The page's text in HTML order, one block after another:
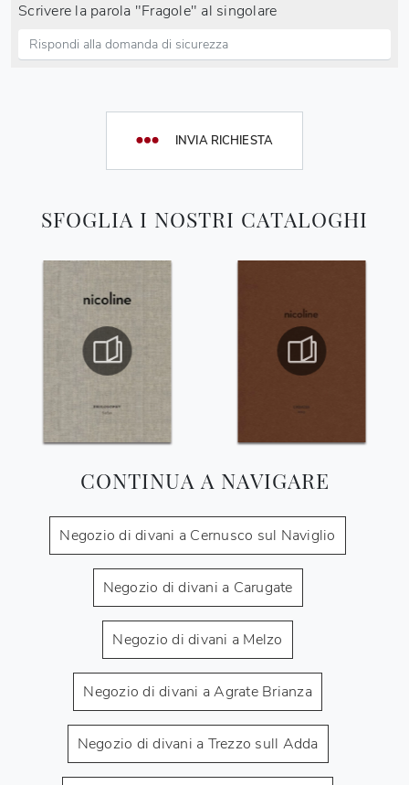
SFOGLIA I NOSTRI CATALOGHI
CONTINUA A NAVIGARE
Negozio di divani a Cernusco sul Naviglio
Negozio di divani a Carugate
Negozio di divani a Melzo
Negozio di divani a Agrate Brianza
Negozio di divani a Trezzo sull Adda
Scrivere la parola "Fragole" al singolare
INVIA RICHIESTA